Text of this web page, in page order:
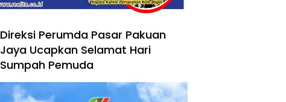
Direksi Perumda Pasar Pakuan
Jaya Ucapkan Selamat Hari
Sumpah Pemuda